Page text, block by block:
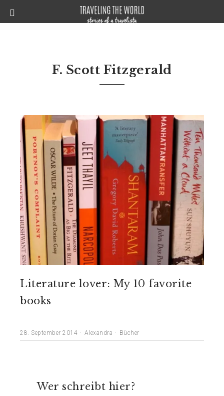
F. Scott Fitzgerald
Literature lover: My 10 favorite
books
28. September 2014 Alexandra Bücher
Wer schreibt hier?